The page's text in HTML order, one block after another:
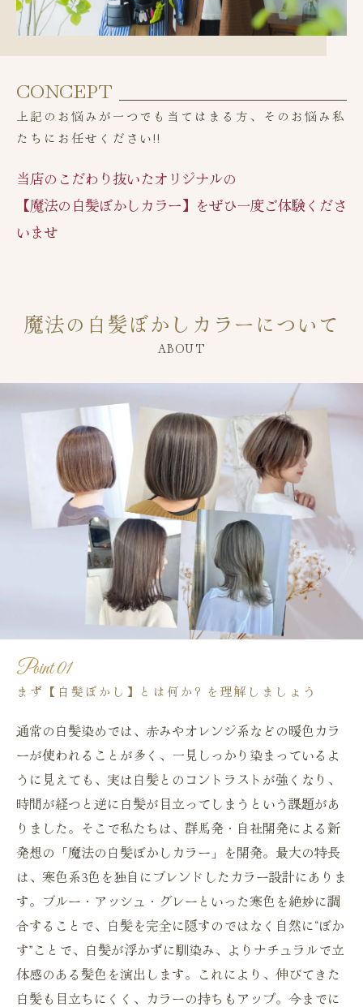
CONCEPT
上記のお悩みが一つでも当てはまる方、そのお悩み私
たちにお任せください!!
当店のこだわり抜いたオリジナルの
【魔法の白髪ぼかしカラー】をぜひ一度ご体験くださ
いませ
魔法の白髪ぼかしカラーについて
ABOUT
Point 01
まず【白髪ぼかし】とは何か? を理解しましょう
通常の白髪染めでは、赤みやオレンジ系などの暖色カラ
ーが使われることが多く、一見しっかり染まっているよ
うに見えても、実は白髪とのコントラストが強くなり、
時間が経つと逆に白髪が目立ってしまうという課題があ
りました。そこで私たちは、群馬発・自社開発による新
発想の「魔法の白髪ぼかしカラー」を開発。最大の特長
は、寒色系3色を独自にブレンドしたカラー設計にありま
す。ブルー・アッシュ・グレーといった寒色を絶妙に調
合することで、白髪を完全に隠すのではなく自然に“ぼか
す”ことで、白髪が浮かずに馴染み、よりナチュラルで立
体感のある髪色を演出します。これにより、伸びてきた
白髪も目立ちにくく、カラーの持ちもアップ。今までに